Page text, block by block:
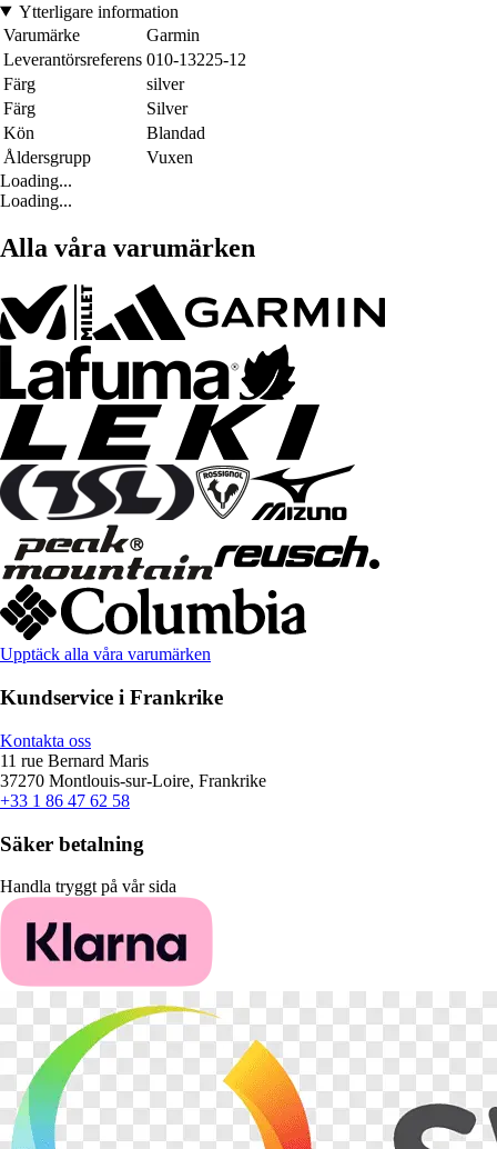
Ytterligare information
Varumärke
Garmin
Leverantörsreferens 010-13225-12
Färg
silver
Färg
Silver
Kön
Blandad
Åldersgrupp
Vuxen
Loading...
Loading...
Alla våra varumärken
Upptäck alla våra varumärken
Kundservice i Frankrike
Kontakta oss
11 rue Bernard Maris
37270 Montlouis-sur-Loire, Frankrike
+33 1 86 47 62 58
Säker betalning
Handla tryggt på vår sida